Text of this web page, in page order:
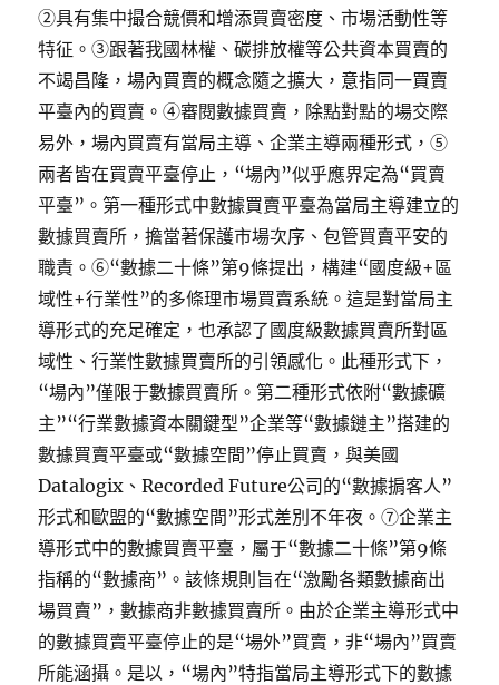
②具有集中撮合競價和增添買賣密度、市場活動性等
特征。③跟著我國林權、碳排放權等公共資本買賣的
不竭昌隆，場內買賣的概念隨之擴大，意指同一買賣
平臺內的買賣。④審閱數據買賣，除點對點的場交際
易外，場內買賣有當局主導、企業主導兩種形式，⑤
兩者皆在買賣平臺停止，“場內”似乎應界定為“買賣
平臺”。第一種形式中數據買賣平臺為當局主導建立的
數據買賣所，擔當著保護市場次序、包管買賣平安的
職責。⑥“數據二十條”第9條提出，構建“國度級+區
域性+行業性”的多條理市場買賣系統。這是對當局主
導形式的充足確定，也承認了國度級數據買賣所對區
域性、行業性數據買賣所的引領感化。此種形式下，
“場內”僅限于數據買賣所。第二種形式依附“數據礦
主”“行業數據資本關鍵型”企業等“數據鏈主”搭建的
數據買賣平臺或“數據空間”停止買賣，與美國
Datalogix、Recorded Future公司的“數據掮客人”
形式和歐盟的“數據空間”形式差別不年夜。⑦企業主
導形式中的數據買賣平臺，屬于“數據二十條”第9條
指稱的“數據商”。該條規則旨在“激勵各類數據商出
場買賣”，數據商非數據買賣所。由於企業主導形式中
的數據買賣平臺停止的是“場外”買賣，非“場內”買賣
所能涵攝。是以，“場內”特指當局主導形式下的數據